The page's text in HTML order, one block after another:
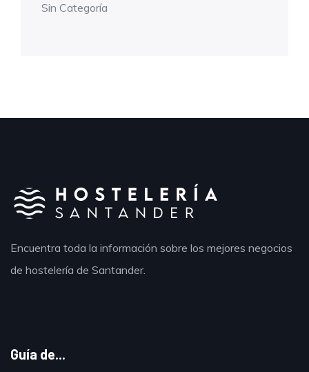
Sin Categoría
Encuentra toda la información sobre los mejores negocios
de hostelería de Santander.
Guía de...